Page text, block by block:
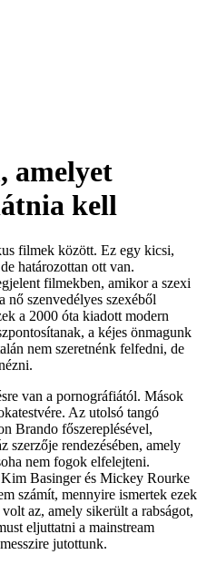
amelyet
kell
filmek között. Ez egy kicsi,
határozottan ott van.
filmekben, amikor a szexi
nő szenvedélyes szexéből
a 2000 óta kiadott modern
a kéjes önmagunk
nem szeretnénk felfedni, de
van a pornográfiától. Mások
Az utolsó tangó
Brando főszereplésével,
szerzője rendezésében, amely
nem fogok elfelejteni.
Basinger és Mickey Rourke
számít, mennyire ismertek ezek
az, amely sikerült a rabságot,
eljuttatni a mainstream
jutottunk.